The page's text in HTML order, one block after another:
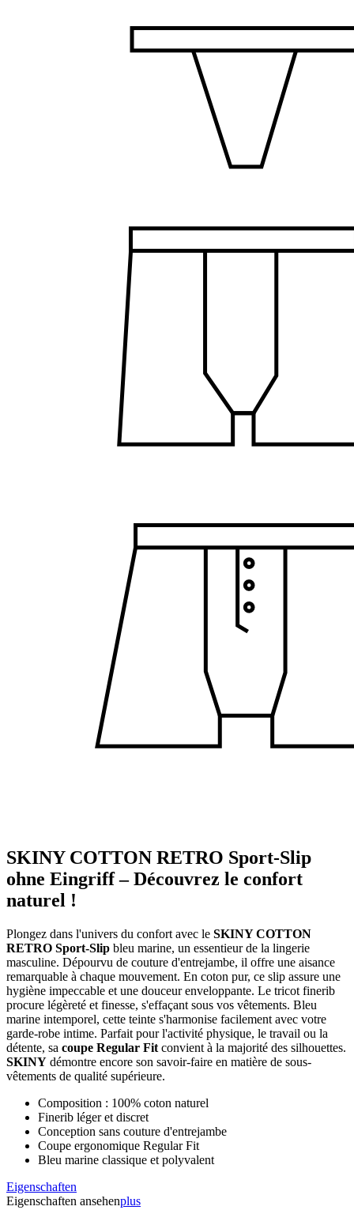
SKINY COTTON RETRO Sport-Slip
ohne Eingriff – Découvrez le confort
naturel !
Plongez dans l'univers du confort avec le SKINY COTTON
RETRO Sport-Slip bleu marine, un essentieur de la lingerie
masculine. Dépourvu de couture d'entrejambe, il offre une aisance
remarquable à chaque mouvement. En coton pur, ce slip assure une
hygiène impeccable et une douceur enveloppante. Le tricot finerib
procure légèreté et finesse, s'effaçant sous vos vêtements. Bleu
marine intemporel, cette teinte s'harmonise facilement avec votre
garde-robe intime. Parfait pour l'activité physique, le travail ou la
détente, sa coupe Regular Fit convient à la majorité des silhouettes.
SKINY démontre encore son savoir-faire en matière de sous-
vêtements de qualité supérieure.
Composition : 100% coton naturel
Finerib léger et discret
Conception sans couture d'entrejambe
Coupe ergonomique Regular Fit
Bleu marine classique et polyvalent
Eigenschaften
Eigenschaften ansehenplus